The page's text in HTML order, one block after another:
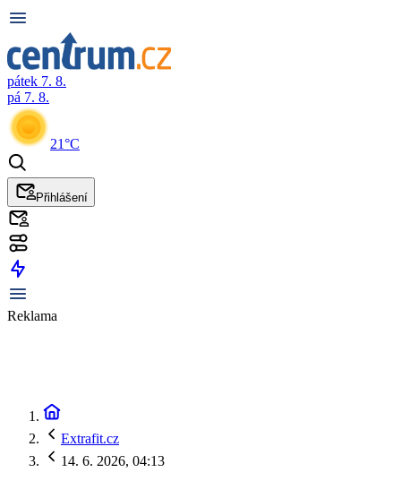
pátek 7. 8.
pá 7. 8.
21°C
Přihlášení
Reklama
Extrafit.cz
14. 6. 2026, 04:13